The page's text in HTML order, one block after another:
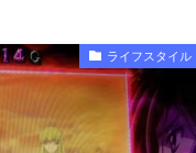
ライフスタイル